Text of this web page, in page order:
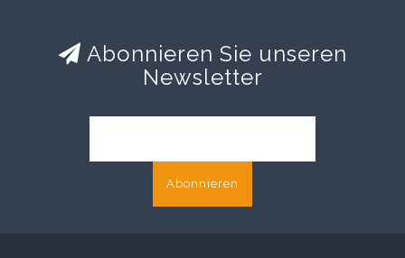
Abonnieren Sie unseren
Newsletter
Abonnieren